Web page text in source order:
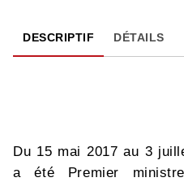
DESCRIPTIF DÉTAILS
Du 15 mai 2017 au 3
a été Premier